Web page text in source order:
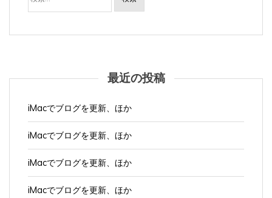
最近の投稿
iMacでブログを更新、ほか
iMacでブログを更新、ほか
iMacでブログを更新、ほか
iMacでブログを更新、ほか